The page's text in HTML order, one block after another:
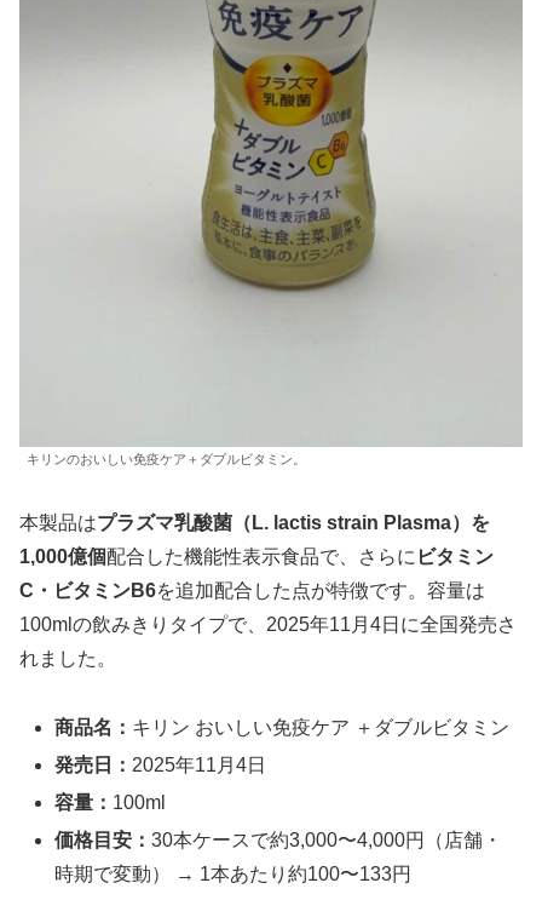
キリンのおいしい免疫ケア＋ダブルビタミン。
本製品はプラズマ乳酸菌（L. lactis strain Plasma）を
1,000億個配合した機能性表示食品で、さらに ビタミン
C・ビタミンB6を追加配合した点が特徴です。容量は
100mlの飲みきりタイプで、2025年11月4日に全国発売さ
れました。
商品名： キリン おいしい免疫ケア ＋ダブルビタミン
発売日： 2025年11月4日
容量： 100ml
価格目安：30本ケースで約3,000〜4,000円（店舗・
時期で変動） → 1本あたり約100〜133円